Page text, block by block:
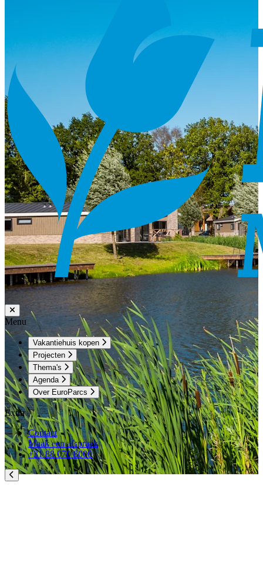
Menu
Vakantiehuis kopen
Projecten
Thema's
Agenda
Over EuroParcs
Extra
Contact
Maak een afspraak
+31 88 070 8000